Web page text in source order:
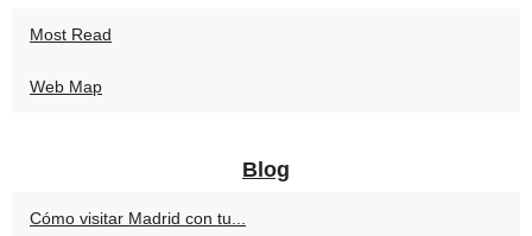
Most Read
Web Map
Blog
Cómo visitar Madrid con tu...